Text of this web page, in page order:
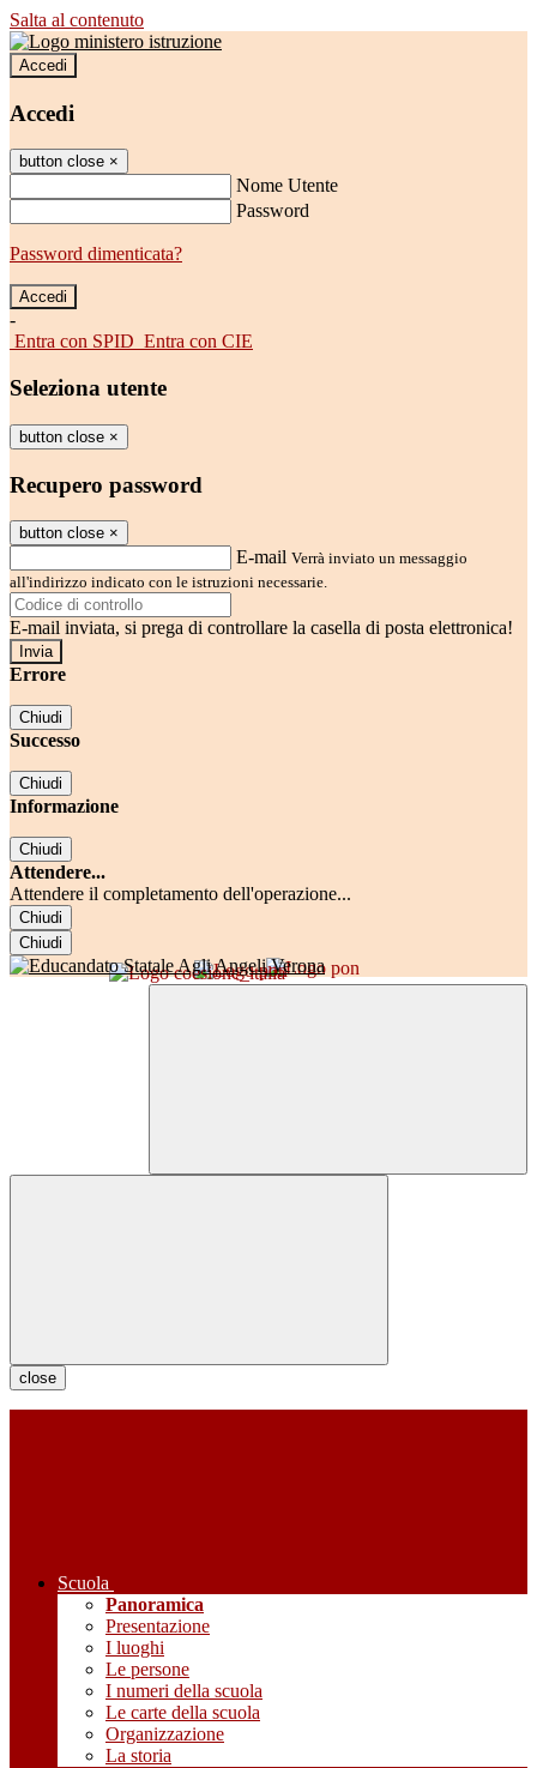
Salta al contenuto
Accedi
Accedi
button close ×
Nome Utente
Password
Password dimenticata?
-
Entra con SPID Entra con CIE
Seleziona utente
button close ×
Recupero password
button close ×
E-mail Verrà inviato un messaggio
all'indirizzo indicato con le istruzioni necessarie.
E-mail inviata, si prega di controllare la casella di posta elettronica!
Errore
Chiudi
Successo
Chiudi
Informazione
Chiudi
Attendere...
Attendere il completamento dell'operazione...
Chiudi
Chiudi
close
Scuola
Panoramica
Presentazione
I luoghi
Le persone
I numeri della scuola
Le carte della scuola
Organizzazione
La storia